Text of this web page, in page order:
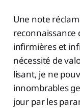
Une note
reconnaissance
infirmières et
nécessité de
lisant, je ne
innombrables
jour par les